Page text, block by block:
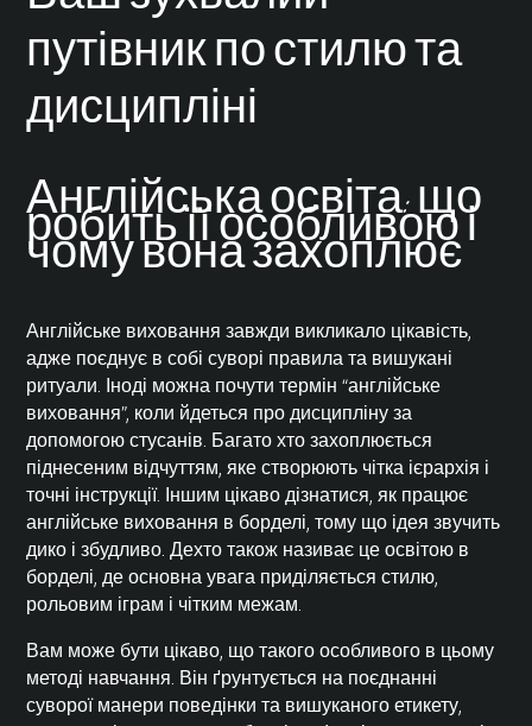
путівник по стилю та
дисципліні
Англійська освіта: що
робить її особливою і
чому вона захоплює
Англійське виховання завжди викликало цікавість,
адже поєднує в собі суворі правила та вишукані
ритуали. Іноді можна почути термін “англійське
виховання”, коли йдеться про дисципліну за
допомогою стусанів. Багато хто захоплюється
піднесеним відчуттям, яке створюють чітка ієрархія і
точні інструкції. Іншим цікаво дізнатися, як працює
англійське виховання в борделі, тому що ідея звучить
дико і збудливо. Дехто також називає це освітою в
борделі, де основна увага приділяється стилю,
рольовим іграм і чітким межам.
Вам може бути цікаво, що такого особливого в цьому
методі навчання. Він ґрунтується на поєднанні
суворої манери поведінки та вишуканого етикету,